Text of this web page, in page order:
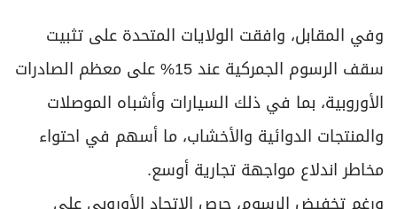
وفي المقابل، وافقت الولايات المتحدة على تثبيت
سقف الرسوم الجمركية عند 15% على معظم الصادرات
الأوروبية، بما في ذلك السيارات وأشباه الموصلات
والمنتجات الدوائية والأخشاب، ما أسهم في احتواء
مخاطر اندلاع مواجهة تجارية أوسع.